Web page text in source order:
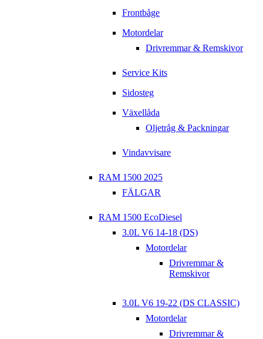
Frontbåge
Motordelar
Drivremmar & Remskivor
Service Kits
Sidosteg
Växellåda
Oljetråg & Packningar
Vindavvisare
RAM 1500 2025
FÄLGAR
RAM 1500 EcoDiesel
3.0L V6 14-18 (DS)
Motordelar
Drivremmar &
Remskivor
3.0L V6 19-22 (DS CLASSIC)
Motordelar
Drivremmar &